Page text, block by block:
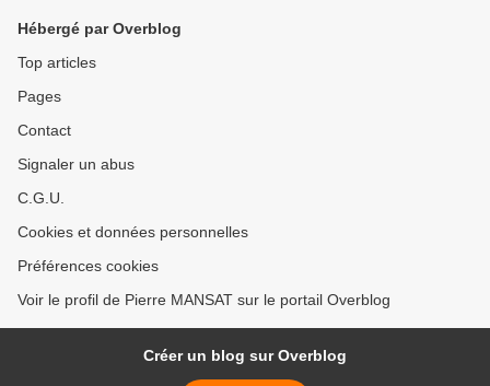
Hébergé par Overblog
Top articles
Pages
Contact
Signaler un abus
C.G.U.
Cookies et données personnelles
Préférences cookies
Voir le profil de Pierre MANSAT sur le portail Overblog
Créer un blog sur Overblog